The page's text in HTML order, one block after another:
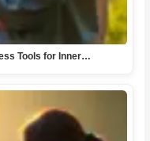
Tools for Inner…